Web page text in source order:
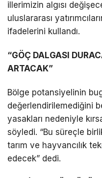
illerimizin algısı
uluslararası
ifadelerini kullandı.
“GÖÇ DALGASI
ARTACAK”
Bölge potansiyelinin
değerlendirilemediğini
yasakları nedeniyle
söyledi. “Bu süreçle
tarım ve hayvancılık
edecek” dedi.